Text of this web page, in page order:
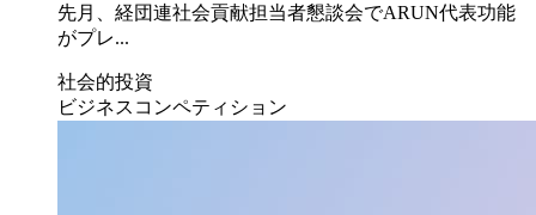
先月、経団連社会貢献担当者懇談会でARUN代表功能
がプレ...
社会的投資
ビジネスコンペティション